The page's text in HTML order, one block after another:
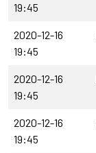
19:45
2020-12-16
19:45
2020-12-16
19:45
2020-12-16
19:45